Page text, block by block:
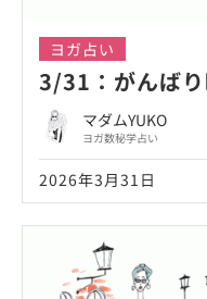
ヨガ占い
3/31：がんばり
マダムYUKO
ヨガ数秘学占い
2026年3月31日